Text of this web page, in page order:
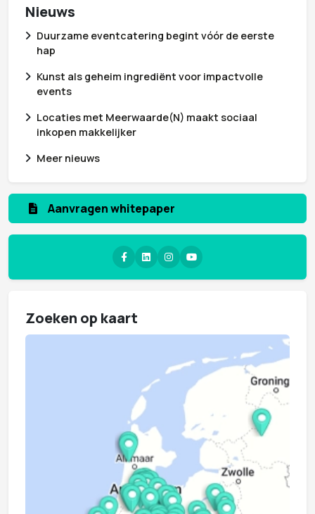
Nieuws
Duurzame eventcatering begint vóór de eerste
hap
Kunst als geheim ingrediënt voor impactvolle
events
Locaties met Meerwaarde(N) maakt sociaal
inkopen makkelijker
Meer nieuws
Aanmelden nieuwsbrief
Zoeken op kaart